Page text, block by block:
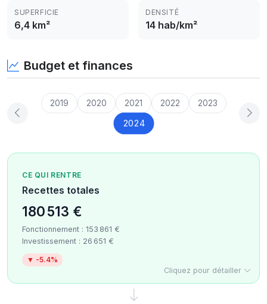
SUPERFICIE
6,4 km²
DENSITÉ
14 hab/km²
Budget et finances
2019 2020 2021 2022 2023
2024
CE QUI RENTRE
Recettes totales
180 513 €
Fonctionnement : 153 861 €
Investissement : 26 651 €
▼ -5.4%
Cliquez pour détailler